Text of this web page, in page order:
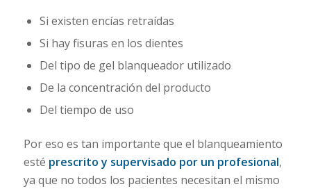
Si existen encías retraídas
Si hay fisuras en los dientes
Del tipo de gel blanqueador utilizado
De la concentración del producto
Del tiempo de uso
Por eso es tan importante que el blanqueamiento
esté prescrito y supervisado por un profesional,
ya que no todos los pacientes necesitan el mismo